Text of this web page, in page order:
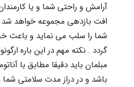
و راحتی شما و یا کارمندان در
بازدهی مجموعه خواهد شد چرا که
را سلب می نماید و باعث خستگی
. نکته مهم در این باره ارگونومی
باید دقیقا مطابق با آناتومی بدن
و در دراز مدت سلامتی شما را به خطر